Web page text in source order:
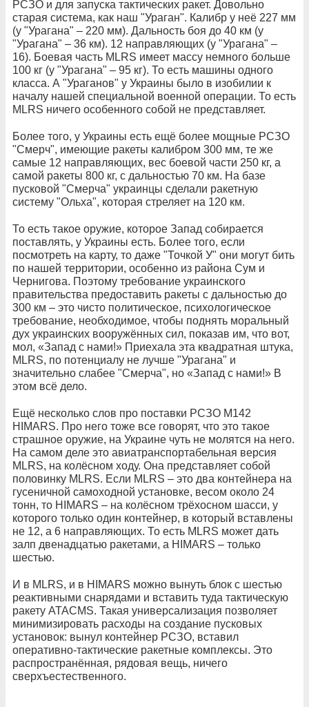
РСЗО и для запуска тактических ракет. Довольно
старая система, как наш "Ураган". Калибр у неё 227 мм
(у "Урагана" – 220 мм). Дальность боя до 40 км (у
"Урагана" – 36 км). 12 направляющих (у "Урагана" –
16). Боевая часть MLRS имеет массу немного больше
100 кг (у "Урагана" – 95 кг). То есть машины одного
класса. А "Ураганов" у Украины было в изобилии к
началу нашей специальной военной операции. То есть
MLRS ничего особенного собой не представляет.
Более того, у Украины есть ещё более мощные РСЗО
"Смерч", имеющие ракеты калибром 300 мм, те же
самые 12 направляющих, вес боевой части 250 кг, а
самой ракеты 800 кг, с дальностью 70 км. На базе
пусковой "Смерча" украинцы сделали ракетную
систему "Ольха", которая стреляет на 120 км.
То есть такое оружие, которое Запад собирается
поставлять, у Украины есть. Более того, если
посмотреть на карту, то даже "Точкой У" они могут бить
по нашей территории, особенно из района Сум и
Чернигова. Поэтому требование украинского
правительства предоставить ракеты с дальностью до
300 км – это чисто политическое, психологическое
требование, необходимое, чтобы поднять моральный
дух украинских вооружённых сил, показав им, что вот,
мол, «Запад с нами!» Приехала эта квадратная штука,
MLRS, по потенциалу не лучше "Урагана" и
значительно слабее "Смерча", но «Запад с нами!» В
этом всё дело.
Ещё несколько слов про поставки РСЗО M142
HIMARS. Про него тоже все говорят, что это такое
страшное оружие, на Украине чуть не молятся на него.
На самом деле это авиатранспортабельная версия
MLRS, на колёсном ходу. Она представляет собой
половинку MLRS. Если MLRS – это два контейнера на
гусеничной самоходной установке, весом около 24
тонн, то HIMARS – на колёсном трёхосном шасси, у
которого только один контейнер, в который вставлены
не 12, а 6 направляющих. То есть MLRS может дать
залп двенадцатью ракетами, а HIMARS – только
шестью.
И в MLRS, и в HIMARS можно вынуть блок с шестью
реактивными снарядами и вставить туда тактическую
ракету ATACMS. Такая универсализация позволяет
минимизировать расходы на создание пусковых
установок: вынул контейнер РСЗО, вставил
оперативно-тактические ракетные комплексы. Это
распространённая, рядовая вещь, ничего
сверхъестественного.